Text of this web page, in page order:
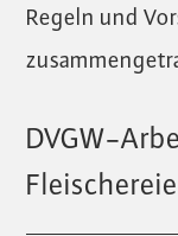
Regeln und
DVGW-